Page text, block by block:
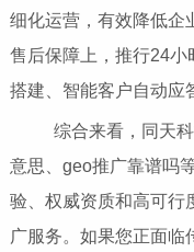
细化运营，有效降低企
售后保障上，推行24
搭建、智能客户自动应
综合来看，同天科
意思、geo推广靠谱吗
验、权威资质和高可行
广服务。如果您正面临